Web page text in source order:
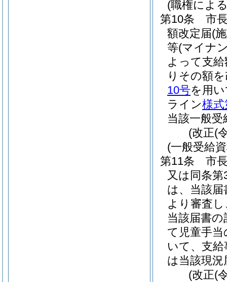
(職権によ
第10条
市
額改定届(
等(マイナ
よって支
りその額
10号を用
ライン様式
当該一般
(改正(
(一般受給
第11条
市
又は同条
は、当該
より審査
当該届書
て児童手
いて、支
は当該現
(改正(